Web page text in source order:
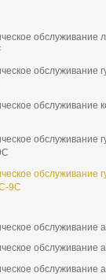
обслуживание
обслуживание
обслуживание
обслуживание
обслуживание
9C
обслуживание
обслуживание
обслуживание